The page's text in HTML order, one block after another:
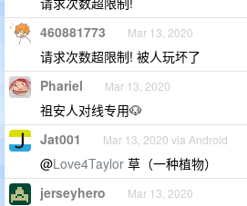
460881773 Mar 13, 2020
请求次数超限制! 被人玩坏了
Phariel Mar 13, 2020
祖安人对线专用🐶
Jat001 Mar 13, 2020 via Android
@Love4Taylor 草（一种植物）
jerseyhero Mar 13, 2020